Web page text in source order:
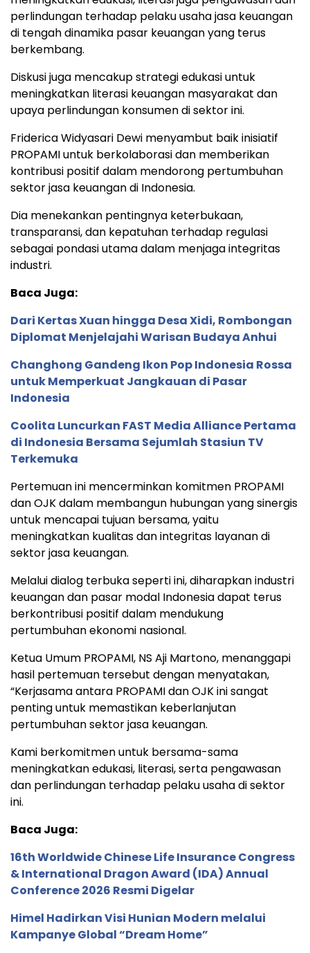
perlindungan terhadap pelaku usaha jasa keuangan
di tengah dinamika pasar keuangan yang terus
berkembang.
Diskusi juga mencakup strategi edukasi untuk
meningkatkan literasi keuangan masyarakat dan
upaya perlindungan konsumen di sektor ini.
Friderica Widyasari Dewi menyambut baik inisiatif
PROPAMI untuk berkolaborasi dan memberikan
kontribusi positif dalam mendorong pertumbuhan
sektor jasa keuangan di Indonesia.
Dia menekankan pentingnya keterbukaan,
transparansi, dan kepatuhan terhadap regulasi
sebagai pondasi utama dalam menjaga integritas
industri.
Baca Juga:
Dari Kertas Xuan hingga Desa Xidi, Rombongan
Diplomat Menjelajahi Warisan Budaya Anhui
Changhong Gandeng Ikon Pop Indonesia Rossa
untuk Memperkuat Jangkauan di Pasar
Indonesia
Coolita Luncurkan FAST Media Alliance Pertama
di Indonesia Bersama Sejumlah Stasiun TV
Terkemuka
Pertemuan ini mencerminkan komitmen PROPAMI
dan OJK dalam membangun hubungan yang sinergis
untuk mencapai tujuan bersama, yaitu
meningkatkan kualitas dan integritas layanan di
sektor jasa keuangan.
Melalui dialog terbuka seperti ini, diharapkan industri
keuangan dan pasar modal Indonesia dapat terus
berkontribusi positif dalam mendukung
pertumbuhan ekonomi nasional.
Ketua Umum PROPAMI, NS Aji Martono, menanggapi
hasil pertemuan tersebut dengan menyatakan,
“Kerjasama antara PROPAMI dan OJK ini sangat
penting untuk memastikan keberlanjutan
pertumbuhan sektor jasa keuangan.
Kami berkomitmen untuk bersama-sama
meningkatkan edukasi, literasi, serta pengawasan
dan perlindungan terhadap pelaku usaha di sektor
ini.
Baca Juga:
16th Worldwide Chinese Life Insurance Congress
& International Dragon Award (IDA) Annual
Conference 2026 Resmi Digelar
Himel Hadirkan Visi Hunian Modern melalui
Kampanye Global “Dream Home”